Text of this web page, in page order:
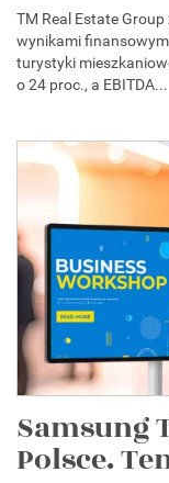
TM Real Estate
wynikami
turystyki
o 24 proc., a EBITDA...
Samsung
Polsce.